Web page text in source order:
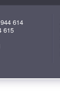
614
615